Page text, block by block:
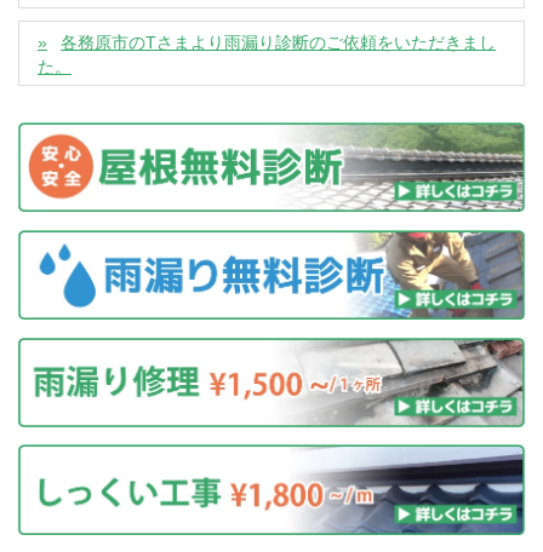
各務原市のTさまより雨漏り診断のご依頼をいただきまし
た。